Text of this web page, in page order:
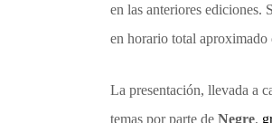
en las anteriores ediciones.
en horario total aproximado
La presentación, llevada a
temas por parte de Negre,